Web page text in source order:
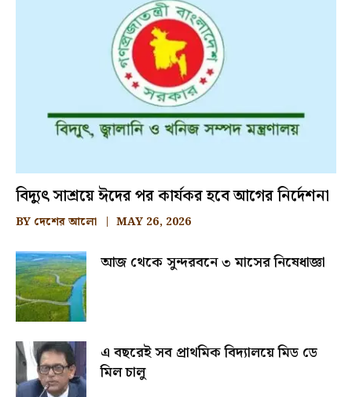
বিদ্যুৎ সাশ্রয়ে ঈদের পর কার্যকর হবে আগের নির্দেশনা
BY দেশের আলো MAY 26, 2026
আজ থেকে সুন্দরবনে ৩ মাসের নিষেধাজ্ঞা
এ বছরেই সব প্রাথমিক বিদ্যালয়ে মিড ডে
মিল চালু